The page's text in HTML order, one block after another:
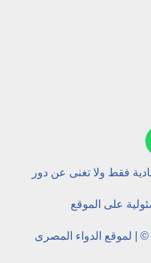
فقط ولا تغنى عن دور
على الموقع